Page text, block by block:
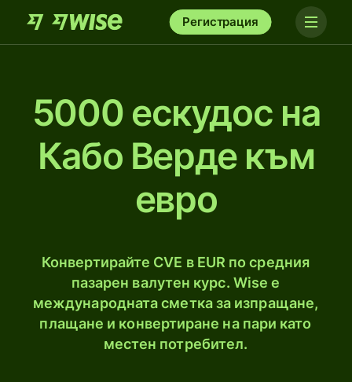
Регистрация
5000 ескудос на
Кабо Верде към
евро
Конвертирайте CVE в EUR по средния
пазарен валутен курс. Wise е
международната сметка за изпращане,
плащане и конвертиране на пари като
местен потребител.